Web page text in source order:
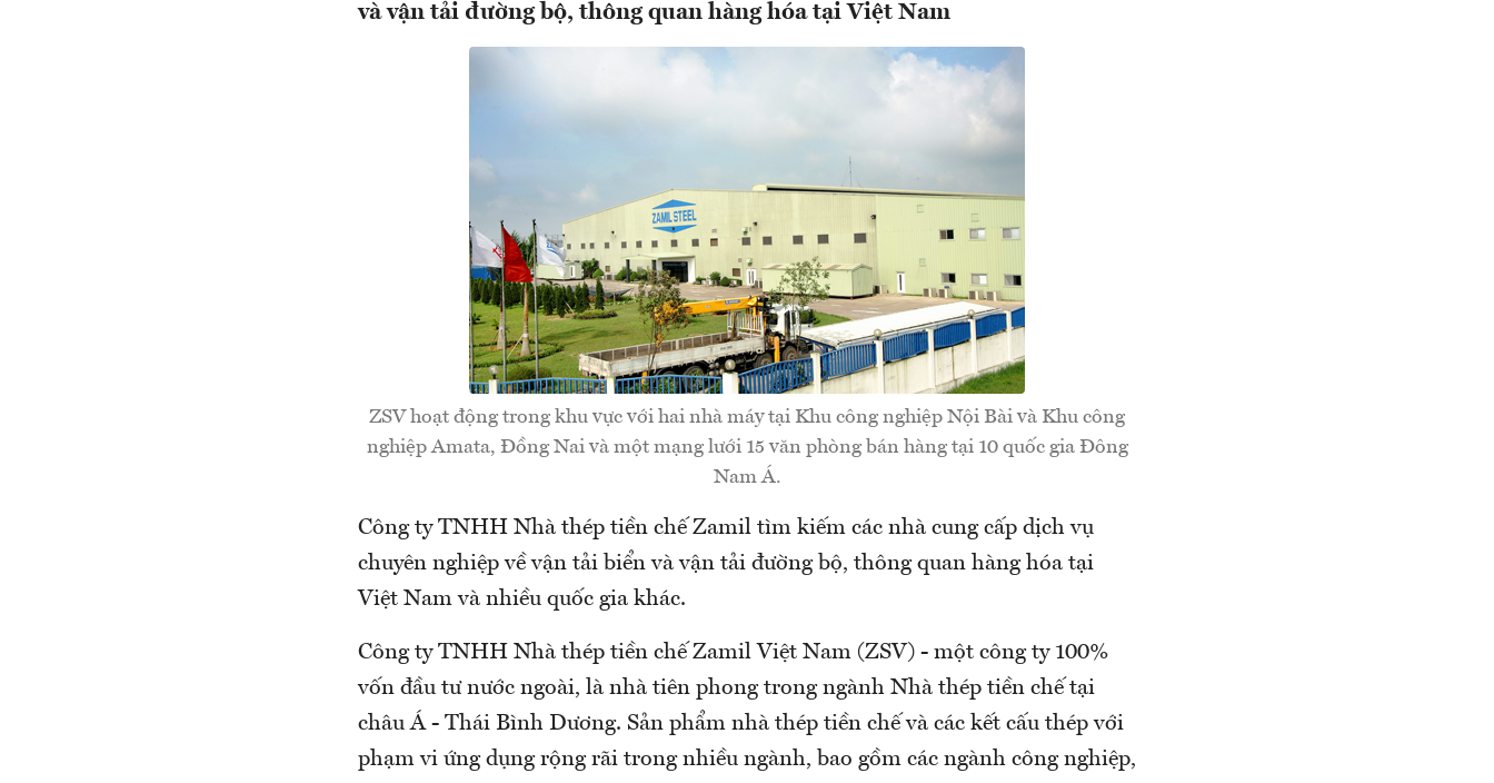
và vận tải đường bộ, thông quan hàng hóa tại Việt Nam
ZSV hoạt động trong khu vực với hai nhà máy tại Khu công nghiệp Nội Bài và Khu công
nghiệp Amata, Đồng Nai và một mạng lưới 15 văn phòng bán hàng tại 10 quốc gia Đông
Nam Á.
Công ty TNHH Nhà thép tiền chế Zamil tìm kiếm các nhà cung cấp dịch vụ
chuyên nghiệp về vận tải biển và vận tải đường bộ, thông quan hàng hóa tại
Việt Nam và nhiều quốc gia khác.
Công ty TNHH Nhà thép tiền chế Zamil Việt Nam (ZSV) - một công ty 100%
vốn đầu tư nước ngoài, là nhà tiên phong trong ngành Nhà thép tiền chế tại
châu Á - Thái Bình Dương. Sản phẩm nhà thép tiền chế và các kết cấu thép với
phạm vi ứng dụng rộng rãi trong nhiều ngành, bao gồm các ngành công nghiệp,